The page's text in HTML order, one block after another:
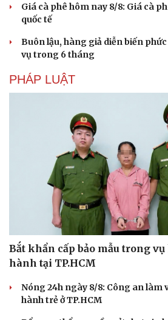
Di sản
Giá cà phê hôm nay 8/8: Giá cà
quốc tế
Buôn lậu, hàng giả diễn biến
vụ trong 6 tháng
PHÁP LUẬT
Bắt khẩn cấp bảo mẫu trong
hành tại TP.HCM
Nóng 24h ngày 8/8: Công an làm
hành trẻ ở TP.HCM